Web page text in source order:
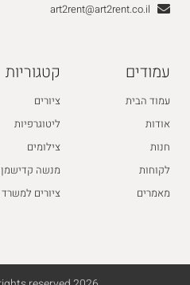
art2rent@art2rent.co.il
עמודים
עמוד הבית
אודות
חנות
לקוחות
מאמרים
קטגוריות
ציורים
ליטוגרפיות
צילומים
מנשה קדישמן
ציורים למשרד